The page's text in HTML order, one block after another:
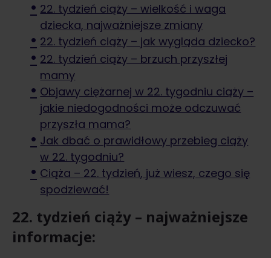
22. tydzień ciąży – wielkość i waga
dziecka, najważniejsze zmiany
22. tydzień ciąży – jak wygląda dziecko?
22. tydzień ciąży – brzuch przyszłej
mamy
Objawy ciężarnej w 22. tygodniu ciąży –
jakie niedogodności może odczuwać
przyszła mama?
Jak dbać o prawidłowy przebieg ciąży
w 22. tygodniu?
Ciąża – 22. tydzień, już wiesz, czego się
spodziewać!
22. tydzień ciąży – najważniejsze
informacje: